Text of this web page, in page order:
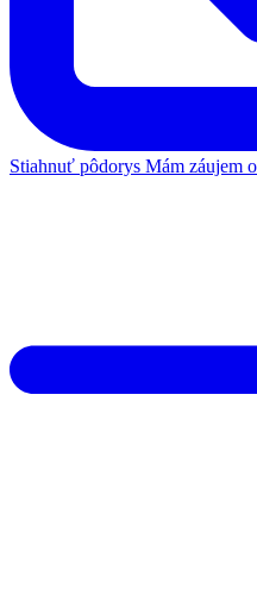
Stiahnuť pôdorys Mám záujem